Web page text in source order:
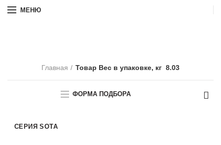
МЕНЮ
Главная Товар Вес в упаковке, кг 8.03
ФОРМА ПОДБОРА
СЕРИЯ SOTA